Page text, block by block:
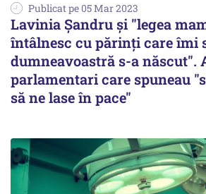
Publicat pe 05 Mar 2023
Lavinia Şandru şi "legea
întâlnesc cu părinţi care îmi
dumneavoastră s-a născut".
parlamentari care spuneau
să ne lase în pace"